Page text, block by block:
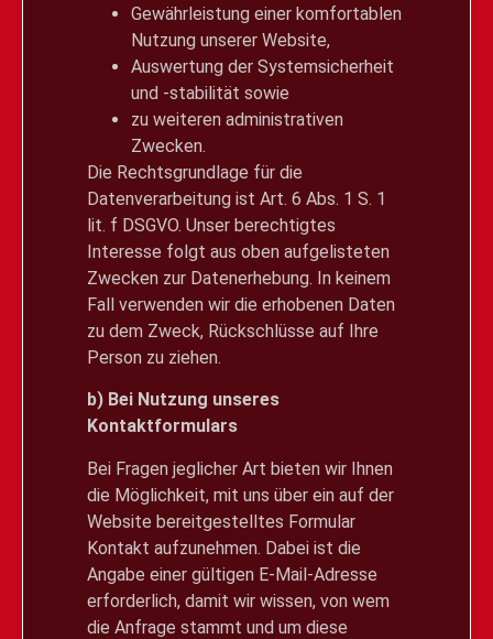
Gewährleistung einer komfortablen
Nutzung unserer Website,
Auswertung der Systemsicherheit
und -stabilität sowie
zu weiteren administrativen
Zwecken.
Die Rechtsgrundlage für die
Datenverarbeitung ist Art. 6 Abs. 1 S. 1
lit. f DSGVO. Unser berechtigtes
Interesse folgt aus oben aufgelisteten
Zwecken zur Datenerhebung. In keinem
Fall verwenden wir die erhobenen Daten
zu dem Zweck, Rückschlüsse auf Ihre
Person zu ziehen.
b) Bei Nutzung unseres
Kontaktformulars
Bei Fragen jeglicher Art bieten wir Ihnen
die Möglichkeit, mit uns über ein auf der
Website bereitgestelltes Formular
Kontakt aufzunehmen. Dabei ist die
Angabe einer gültigen E-Mail-Adresse
erforderlich, damit wir wissen, von wem
die Anfrage stammt und um diese